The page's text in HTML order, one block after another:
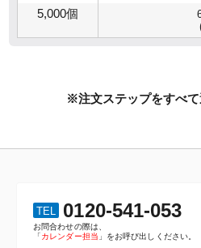
5,000個
※注文ステップをすべ
TEL 0120-541-053
お問合わせの際は、
「カレンダー担当 」をお呼び出しください。